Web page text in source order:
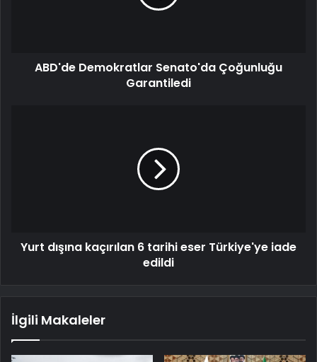
ABD'de Demokratlar Senato'da Çoğunluğu
Garantiledi
Yurt dışına kaçırılan 6 tarihi eser Türkiye'ye iade
edildi
İlgili Makaleler